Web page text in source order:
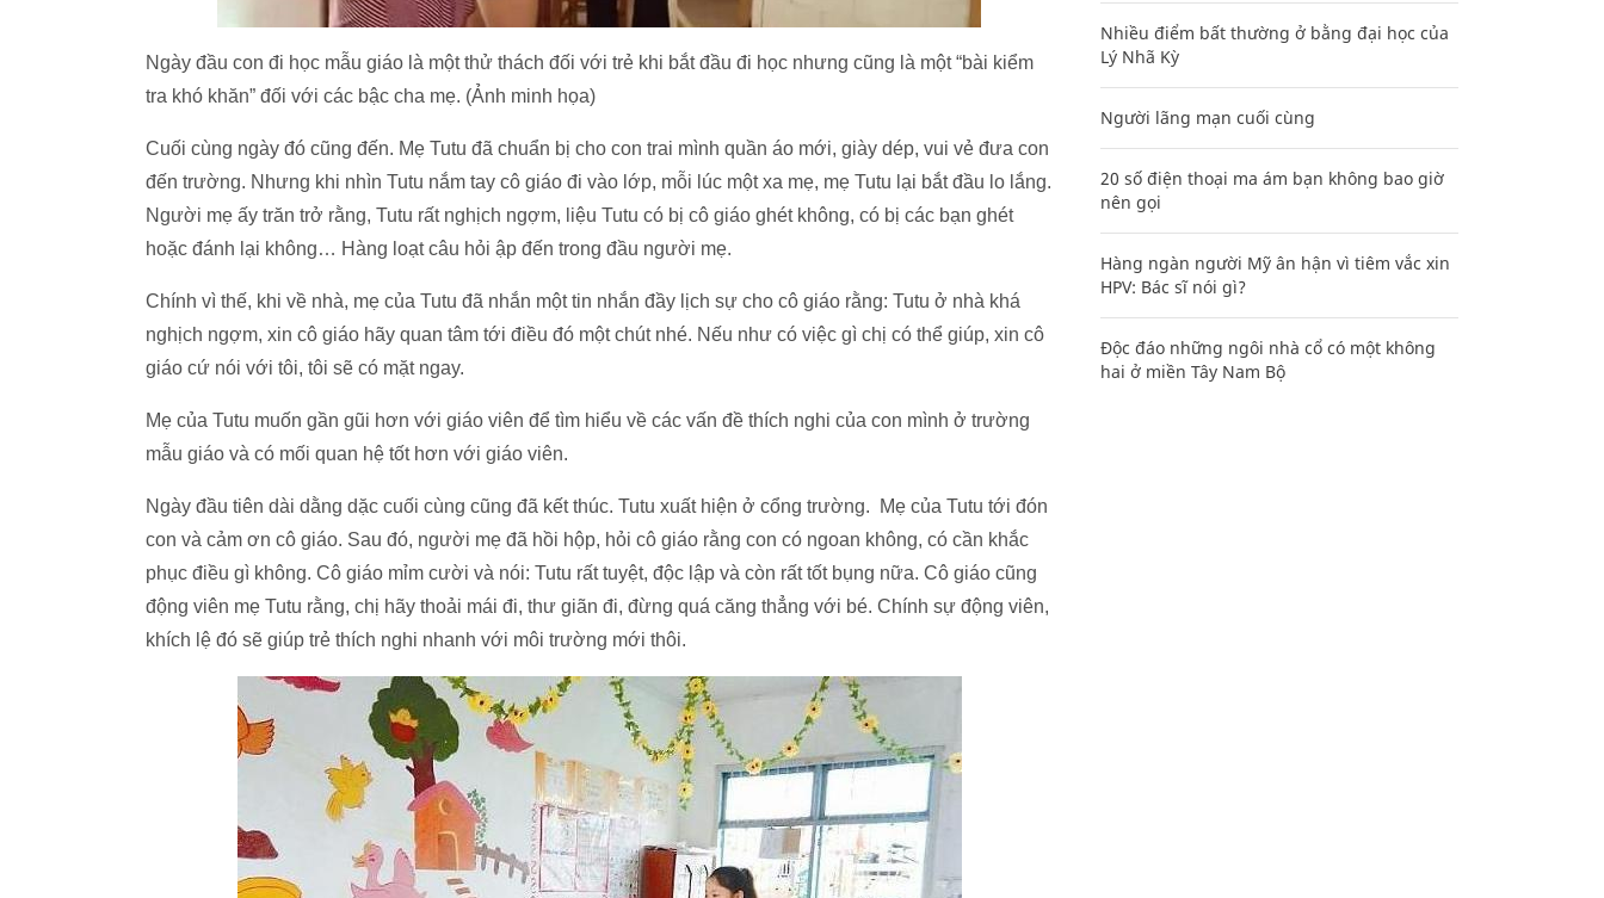
Ngày đầu con đi học mẫu giáo là một thử thách đối với trẻ khi bắt đầu đi học nhưng cũng là một “bài kiểm
tra khó khăn” đối với các bậc cha mẹ. (Ảnh minh họa)
Cuối cùng ngày đó cũng đến. Mẹ Tutu đã chuẩn bị cho con trai mình quần áo mới, giày dép, vui vẻ đưa con
đến trường. Nhưng khi nhìn Tutu nắm tay cô giáo đi vào lớp, mỗi lúc một xa mẹ, mẹ Tutu lại bắt đầu lo lắng.
Người mẹ ấy trăn trở rằng, Tutu rất nghịch ngợm, liệu Tutu có bị cô giáo ghét không, có bị các bạn ghét
hoặc đánh lại không… Hàng loạt câu hỏi ập đến trong đầu người mẹ.
Chính vì thế, khi về nhà, mẹ của Tutu đã nhắn một tin nhắn đầy lịch sự cho cô giáo rằng: Tutu ở nhà khá
nghịch ngợm, xin cô giáo hãy quan tâm tới điều đó một chút nhé. Nếu như có việc gì chị có thể giúp, xin cô
giáo cứ nói với tôi, tôi sẽ có mặt ngay.
Mẹ của Tutu muốn gần gũi hơn với giáo viên để tìm hiểu về các vấn đề thích nghi của con mình ở trường
mẫu giáo và có mối quan hệ tốt hơn với giáo viên.
Ngày đầu tiên dài dằng dặc cuối cùng cũng đã kết thúc. Tutu xuất hiện ở cổng trường. Mẹ của Tutu tới đón
con và cảm ơn cô giáo. Sau đó, người mẹ đã hồi hộp, hỏi cô giáo rằng con có ngoan không, có cần khắc
phục điều gì không. Cô giáo mỉm cười và nói: Tutu rất tuyệt, độc lập và còn rất tốt bụng nữa. Cô giáo cũng
động viên mẹ Tutu rằng, chị hãy thoải mái đi, thư giãn đi, đừng quá căng thẳng với bé. Chính sự động viên,
khích lệ đó sẽ giúp trẻ thích nghi nhanh với môi trường mới thôi.
Nhiều điểm bất thường ở bằng đại học của
Lý Nhã Kỳ
Người lãng mạn cuối cùng
20 số điện thoại ma ám bạn không bao giờ
nên gọi
Hàng ngàn người Mỹ ân hận vì tiêm vắc xin
HPV: Bác sĩ nói gì?
Độc đáo những ngôi nhà cổ có một không
hai ở miền Tây Nam Bộ